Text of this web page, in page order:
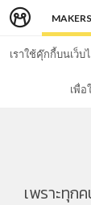
MAKERS
เราใช้คุ๊กกี้บนเว็
เพื่อ
เพราะทุก